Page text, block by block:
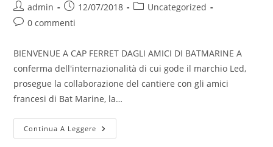
Autore
dell'articolo:
admin
Articolo
pubblicato:
12/07/2018
Categoria
Uncategorized
Commenti
0 commenti
BIENVENUE A CAP FERRET DAGLI AMICI DI BATMARINE A
conferma dell'internazionalità di cui gode il marchio Led,
prosegue la collaborazione del cantiere con gli amici
francesi di Bat Marine, la…
Continua A Leggere BIENVENUE
A